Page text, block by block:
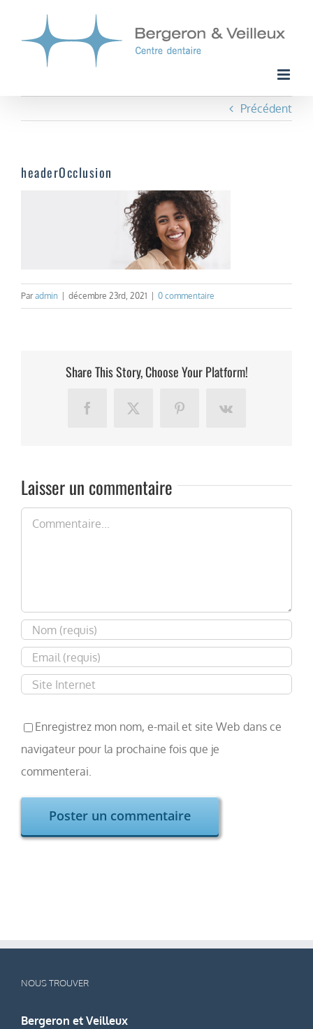
Précédent
headerOcclusion
Paradmin décembre 23rd, 2021 0 commentaire
Share This Story, Choose Your Platform!
FacebookX PinterestVk
Laisser un commentaire
Commentaire
Enregistrez mon nom, e-mail et site Web dans ce
navigateur pour la prochaine fois que je
commenterai.
NOUS TROUVER
Bergeron et Veilleux